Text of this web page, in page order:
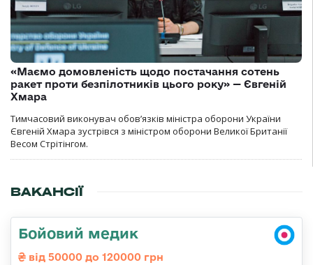
«Маємо домовленість щодо постачання сотень
ракет проти безпілотників цього року» — Євгеній
Хмара
Тимчасовий виконувач обов’язків міністра оборони України
Євгеній Хмара зустрівся з міністром оборони Великої Британії
Весом Стрітінгом.
ВАКАНСІЇ
Бойовий медик
від 50000 до 120000 грн